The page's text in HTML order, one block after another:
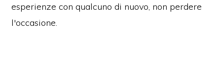
esperienze con qualcuno di nuovo, non perdere
l'occasione.